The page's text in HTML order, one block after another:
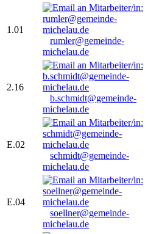
1.01
rumler@gemeinde-
michelau.de
2.16
b.schmidt@gemeinde-
michelau.de
E.02
schmidt@gemeinde-
michelau.de
E.04
soellner@gemeinde-
michelau.de